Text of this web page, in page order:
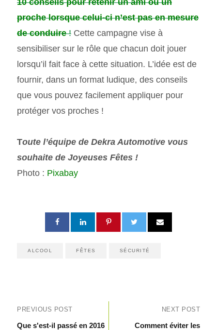
proche lorsque celui-ci n’est pas en mesure
de conduire ! Cette campagne vise à
sensibiliser sur le rôle que chacun doit jouer
lorsqu’il fait face à cette situation. L’idée est de
fournir, dans un format ludique, des conseils
que vous pouvez facilement appliquer pour
protéger vos proches !
Toute l’équipe de Dekra Automotive vous
souhaite de Joyeuses Fêtes !
Photo : Pixabay
ALCOOL FÊTES SÉCURITÉ
PREVIOUS POST
Que s'est-il passé en 2016
NEXT POST
Comment éviter les